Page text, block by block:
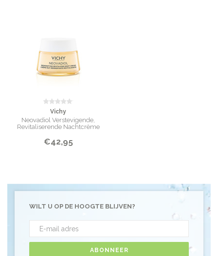
Vichy
Neovadiol Verstevigende,
Revitaliserende Nachtcrème
€42,95
WILT U OP DE HOOGTE BLIJVEN?
ABONNEER